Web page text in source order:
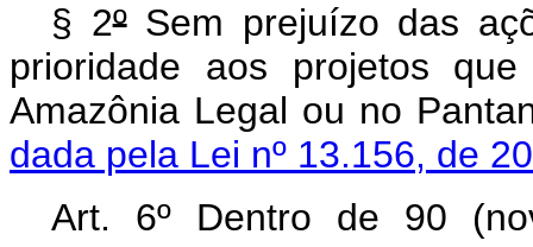
§ 2ºSem prejuízo das
prioridade aos projetos
Amazônia Legal ou no
dada pela Lei nº 13.156, de
Art. 6º Dentro de 90